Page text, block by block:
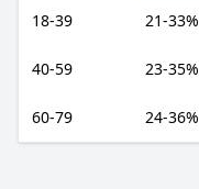
18-39 21-33%
40-59 23-35%
60-79 24-36%